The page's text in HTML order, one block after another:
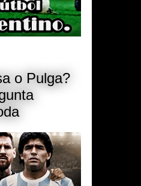
o Pulga?